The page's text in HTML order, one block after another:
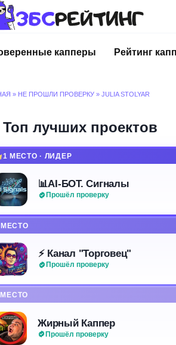
капперы
Рейтинг
» НЕ ПРОШЛИ ПРОВЕРКУ » JULIA STOLYAR
Топ лучших проектов
1 МЕСТО · ЛИДЕР
📊AI-БОТ. Сигналы
Прошёл проверку
МЕСТО
⚡️ Канал "Торговец"
Прошёл проверку
МЕСТО
Жирный Каппер
Прошёл проверку